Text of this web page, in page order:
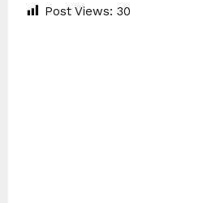
Post Views: 30